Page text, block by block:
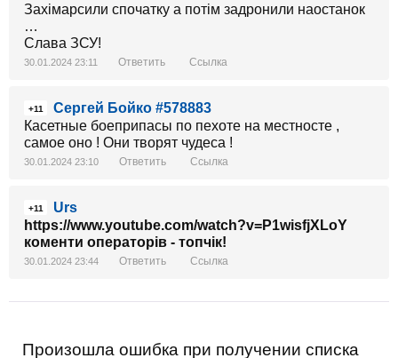
Захімарсили спочатку а потім задронили наостанок
…
Слава ЗСУ!
30.01.2024 23:11 Ответить Ссылка
+11
Сергей Бойко #578883
Касетные боеприпасы по пехоте на местносте ,
самое оно ! Они творят чудеса !
30.01.2024 23:10 Ответить Ссылка
+11
Urs
https://www.youtube.com/watch?v=P1wisfjXLoY
коменти операторів - топчік!
30.01.2024 23:44 Ответить Ссылка
Произошла ошибка при получении списка